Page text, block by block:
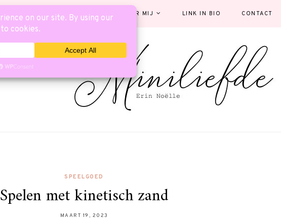
CATEGORIEËN OVER MIJ LINK IN BIO CONTACT
SPEELGOED
Spelen met kinetisch zand
MAART 19, 2023